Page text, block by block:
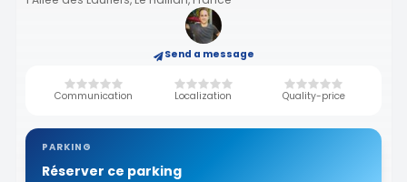
Send a message
Communication Localization Quality-price
PARKING
Réserver ce parking